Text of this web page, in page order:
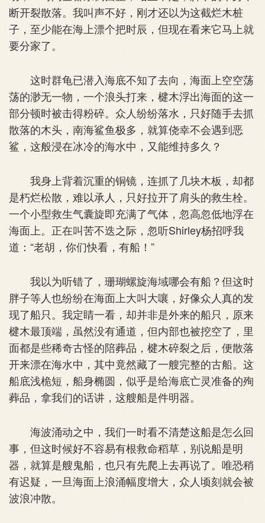
断开裂散落。我叫声不好，刚才还以为这截烂木桩
子，至少能在海上漂个把时辰，但现在看来它马上就
要分家了。
这时群龟已潜入海底不知了去向，海面上空空荡
荡的渺无一物，一个浪头打来，楗木浮出海面的这一
部分顿时被击得粉碎。众人纷纷落水，只好随手去抓
散落的木头，南海鲨鱼极多，就算侥幸不会遇到恶
鲨，这般浸在冰冷的海水中，又能维持多久？
我身上背着沉重的铜镜，连抓了几块木板，却都
是朽烂松散，难以承人，只好拉开了肩头的救生栓。
一个小型救生气囊旋即充满了气体，忽高忽低地浮在
海面上。正在叫苦不迭之际，忽听Shirley杨招呼我
道：“老胡，你们快看，有船！”
我以为听错了，珊瑚螺旋海域哪会有船？但这时
胖子等人也纷纷在海面上大叫大嚷，好像众人真的发
现了船只。我定睛一看，却并非是外来的船只，原来
楗木最顶端，虽然没有通道，但内部也被挖空了，里
面都是些稀奇古怪的陪葬品，楗木碎裂之后，便散落
开来漂在海水中，其中竟然藏了一艘完整的古船。这
船底浅桅短，船身椭圆，似乎是给海底亡灵准备的殉
葬品，拿我们的话讲，这艘船是件明器。
海波涌动之中，我们一时看不清楚这船是怎么回
事，但这时候好不容易有根救命稻草，别说船是明
器，就算是艘鬼船，也只有先爬上去再说了。唯恐稍
有迟疑，一旦海面上浪涌幅度增大，众人顷刻就会被
波浪冲散。